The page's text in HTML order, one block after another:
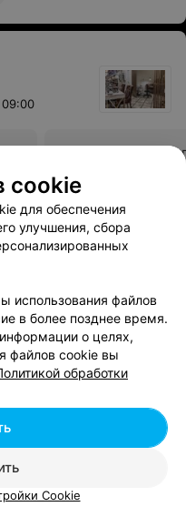
09:00
Педикюр + френч
Цена по запросу
быстро, приятно
25
cookie
для обеспечения
улучшения, сбора
использования файлов
в более позднее время.
о целях,
файлов cookie вы
обработки
Cookie